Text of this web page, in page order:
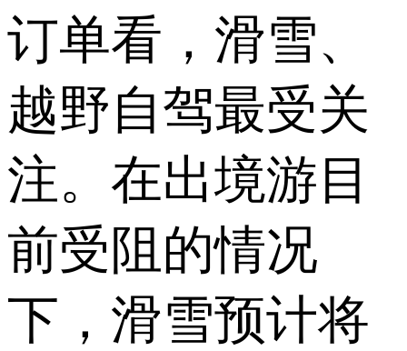
订单看，滑雪、
越野自驾最受关
注。在出境游目
前受阻的情况
下，滑雪预计将